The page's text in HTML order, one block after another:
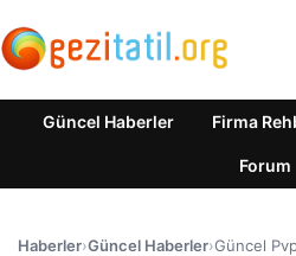
Güncel Haberler Firma
Forum
Haberler›Güncel Haberler›Güncel